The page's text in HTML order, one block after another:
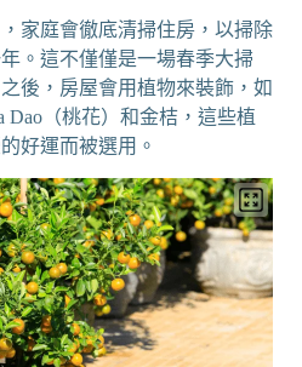
家庭會徹底清掃住房，以掃除
。這不僅僅是一場春季大掃
後，房屋會用植物來裝飾，如
Dao（桃花）和金桔，這些植
好運而被選用。